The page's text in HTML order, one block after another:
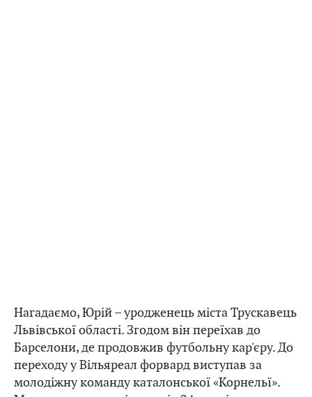
Нагадаємо, Юрій – уродженець міста Трускавець
Львівської області. Згодом він переїхав до
Барселони, де продовжив футбольну кар'єру. До
переходу у Вільяреал форвард виступав за
молодіжну команду каталонської «Корнельї».